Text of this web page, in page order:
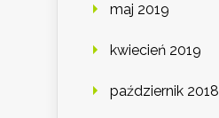
maj 2019
kwiecień 2019
październik 2018